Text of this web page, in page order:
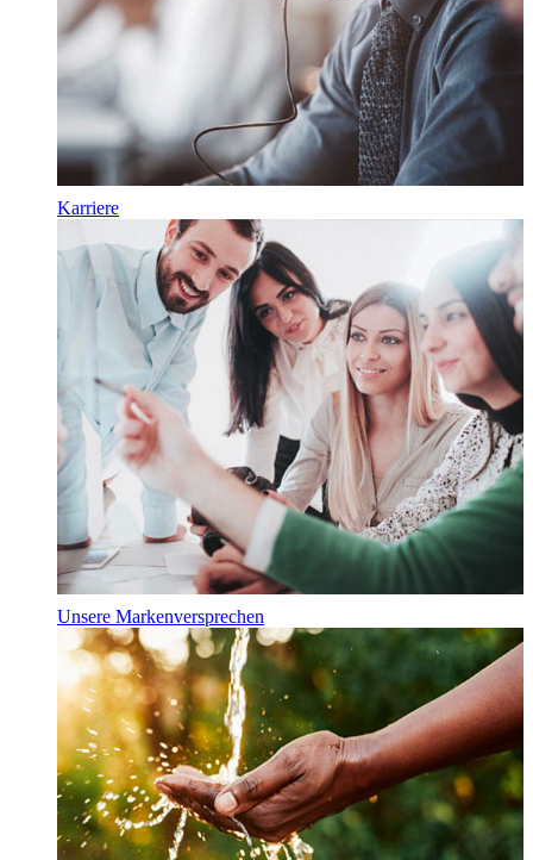
Karriere
Unsere Markenversprechen